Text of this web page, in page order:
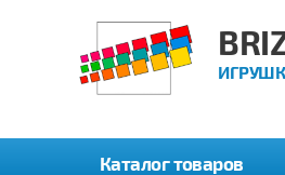
Каталог товаров